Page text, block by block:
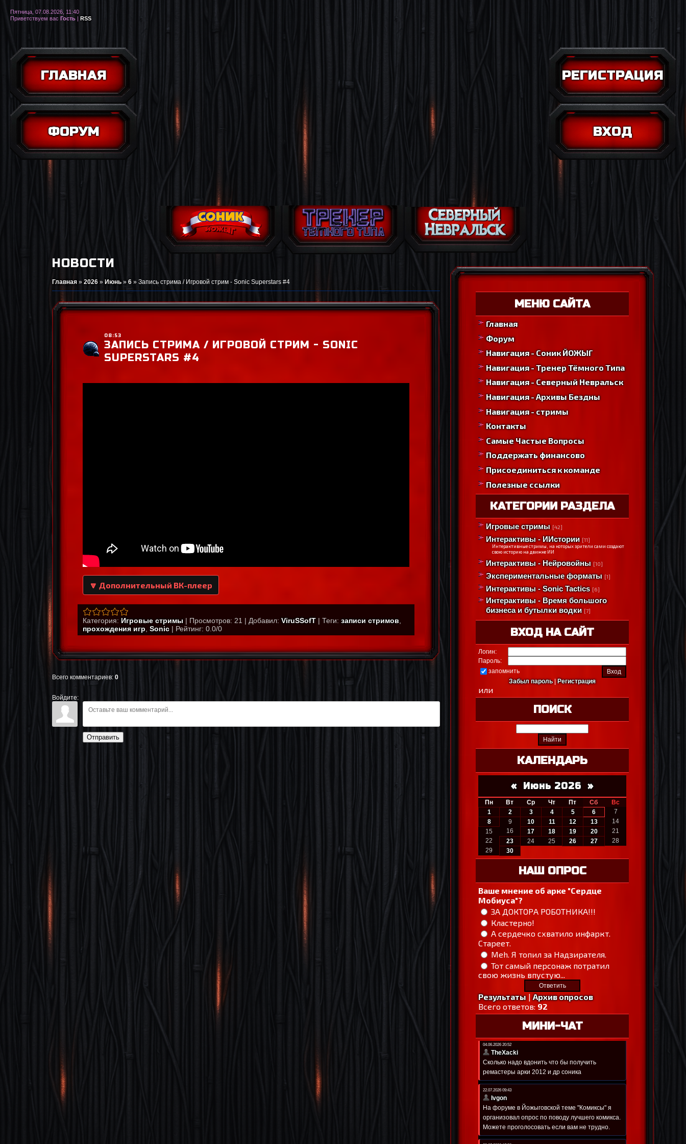
ГЛАВНАЯ
ФОРУМ
РЕГИСТРАЦИЯ
ВХОД
Пятница, 07.08.2026, 11:40
Приветствуем вас Гость | RSS
НОВОСТИ
Главная » 2026 » Июнь » 6 » Запись стрима / Игровой стрим - Sonic Superstars #4
08:53
ЗАПИСЬ СТРИМА / ИГРОВОЙ СТРИМ - SONIC
SUPERSTARS #4
🔽 Дополнительный ВК-плеер
Категория: Игровые стримы | Просмотров: 21 | Добавил: ViruSSofT | Теги: записи стримов
прохождения игр Sonic | Рейтинг: 0.0/0
Всего комментариев: 0
Войдите:
Отправить
МЕНЮ САЙТА
Главная
Форум
Навигация - Соник ЙОЖЫГ
Навигация - Тренер Тёмного Типа
Навигация - Северный Невральск
Навигация - Архивы Бездны
Навигация - стримы
Контакты
Самые Частые Вопросы
Поддержать финансово
Присоединиться к команде
Полезные ссылки
КАТЕГОРИИ РАЗДЕЛА
Игровые стримы [42]
Интерактивы - ИИстории [11]
Интерактивные стримы, на которых зрители сами создают
свою историю на движке ИИ
Интерактивы - Нейровойны [10]
Экспериментальные форматы [1]
Интерактивы - Sonic Tactics [6]
Интерактивы - Время большого
бизнеса и бутылки водки [7]
ВХОД НА САЙТ
Логин:
Пароль:
запомнить
Забыл пароль|Регистрация
или
ПОИСК
КАЛЕНДАРЬ
« Июнь 2026 »
Пн Вт Ср Чт Пт Сб
Вс
1
2 3 4 5 6
7
8
9 10 11 12 13
14
15
16 17 18 19 20
21
22
23 24 25 26 27
28
29
30
НАШ ОПРОС
Ваше мнение об арке "Сердце
Мобиуса"?
ЗА ДОКТОРА РОБОТНИКА!!!
Кластерно!
А сердечко схватило инфаркт.
Стареет.
Meh. Я топил за Надзирателя.
Тот самый персонаж потратил
свою жизнь впустую...
Результаты|Архив опросов
Всего ответов: 92
МИНИ-ЧАТ